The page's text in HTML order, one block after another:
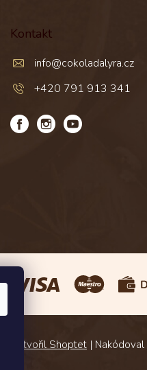
Kontakt
info@cokoladalyra.cz
+420 791 913 341
Vytvořil Shoptet | Nakódoval